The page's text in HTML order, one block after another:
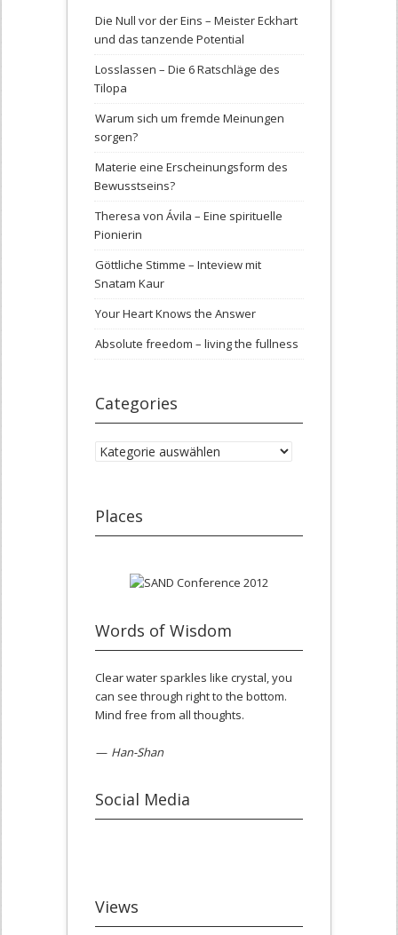
Die Null vor der Eins – Meister Eckhart
und das tanzende Potential
Losslassen – Die 6 Ratschläge des
Tilopa
Warum sich um fremde Meinungen
sorgen?
Materie eine Erscheinungsform des
Bewusstseins?
Theresa von Ávila – Eine spirituelle
Pionierin
Göttliche Stimme – Inteview mit
Snatam Kaur
Your Heart Knows the Answer
Absolute freedom – living the fullness
Categories
Categories
Places
Words of Wisdom
Clear water sparkles like crystal, you
can see through right to the bottom.
Mind free from all thoughts.
— Han-Shan
Social Media
Views